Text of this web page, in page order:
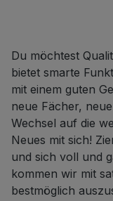
Du möchtest
bietet smarte
mit einem guten
neue Fächer,
Wechsel auf die
Neues mit sich!
und sich voll und
kommen wir mit
bestmöglich